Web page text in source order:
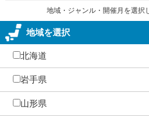
地域・ジャンル・開催月を選択
地域を選択
北海道
岩手県
山形県